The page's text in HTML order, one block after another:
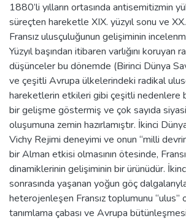
1880’li yılların ortasında antisemitizmin
süreçten hareketle XIX. yüzyıl sonu ve
Fransız ulusçuluğunun gelişiminin
Yüzyıl başından itibaren varlığını koruyan
düşünceler bu dönemde (Birinci Dünya
ve çeşitli Avrupa ülkelerindeki radikal
hareketlerin etkileri gibi çeşitli nedenlere
bir gelişme göstermiş ve çok sayıda
oluşumuna zemin hazırlamıştır. İkinci
Vichy Rejimi deneyimi ve onun “milli
bir Alman etkisi olmasının ötesinde,
dinamiklerinin gelişiminin bir ürünüdür.
sonrasında yaşanan yoğun göç
heterojenleşen Fransız toplumunu “ulus”
tanımlama çabası ve Avrupa